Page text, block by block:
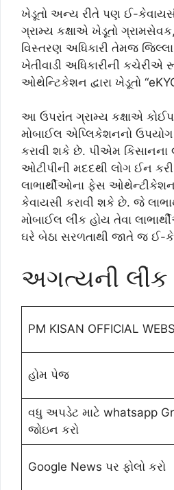
ખેડૂતો અન્ય રીતે પણ ઈ-
ગ્રામ્ય કક્ષાએ ખેડૂતો
વિસ્તરણ અધિકારી તેમજ
ખેતીવાડી અધિકારીની
ઓથેન્ટિકેશન દ્વારા ખેડૂતો
આ ઉપરાંત ગ્રામ્ય કક્ષાએ
મોબાઈલ એપ્લિકેશનનો
કરાવી શકે છે. પીએમ કિસાનના
ઓટીપીની મદદથી લોગ ઈન
લાભાર્થીઓના ફેસ ઓથેન્ટીકેશન
કેવાયસી કરાવી શકે છે. જે
મોબાઈલ લીંક હોય તેવા
ઘરે બેઠા સરળતાથી જાતે જ ઈ-
અગત્યની લીંક
PM KISAN OFFICIAL
હોમ પેજ
વધુ અપડેટ માટે whatsapp
જોઇન કરો
Google News પર ફોલો કરો